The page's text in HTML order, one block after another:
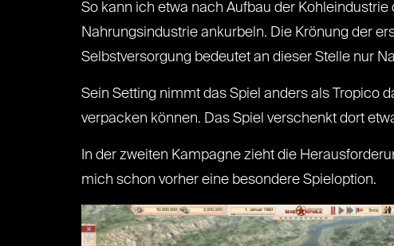
So kann ich etwa nach Aufbau der
Nahrungsindustrie ankurbeln. Die Krönung der
Selbstversorgung bedeutet an dieser Stelle nur
Sein Setting nimmt das Spiel anders als Tropico
verpacken können. Das Spiel verschenkt dort
In der zweiten Kampagne zieht die
mich schon vorher eine besondere Spieloption.